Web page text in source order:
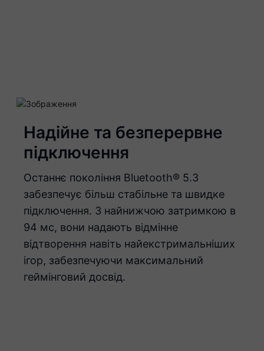
Надійне та безперервне
підключення
Останнє покоління Bluetooth® 5.3
забезпечує більш стабільне та швидке
підключення. З найнижчою затримкою в
94 мс, вони надають відмінне
відтворення навіть найекстримальніших
ігор, забезпечуючи максимальний
геймінговий досвід.